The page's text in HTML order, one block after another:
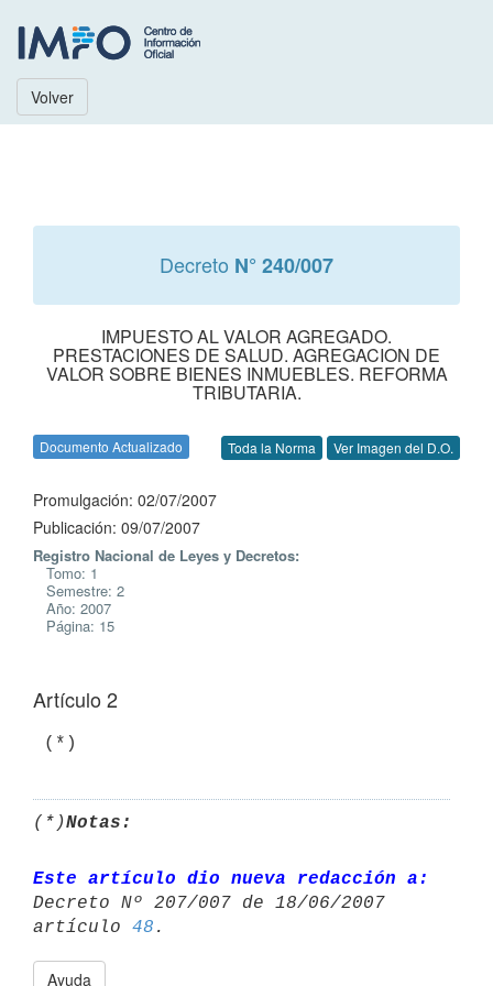
Volver
Decreto N° 240/007
IMPUESTO AL VALOR AGREGADO.
PRESTACIONES DE SALUD. AGREGACION DE
VALOR SOBRE BIENES INMUEBLES. REFORMA
TRIBUTARIA.
Documento Actualizado Toda la Norma Ver Imagen del D.O.
Promulgación: 02/07/2007
Publicación: 09/07/2007
Registro Nacional de Leyes y Decretos:
Tomo: 1
Semestre: 2
Año: 2007
Página: 15
Artículo 2
(*)
(*)Notas:
Este artículo dio nueva redacción a:
Decreto Nº 207/007 de 18/06/2007
artículo 48
Ayuda